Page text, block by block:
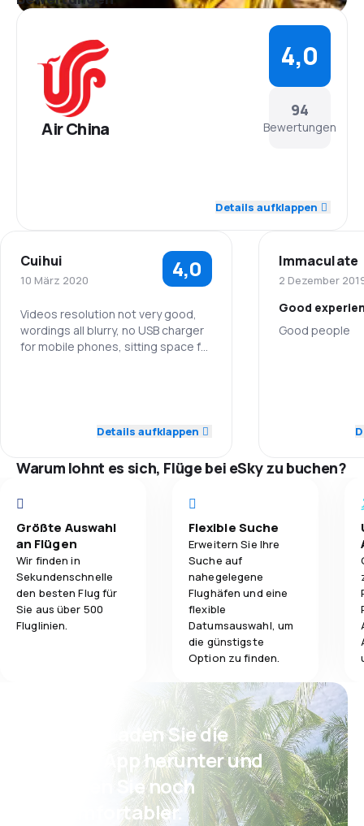
Air China
94
Bewertungen
4,0
Flugnetz 4,3
Ticketpreise 4,1
Reisekomfort
Verpflegung
Details aufklappen
Cuihui
10 März 2020 4,0
Videos resolution not very good,
wordings all blurry, no USB charger
for mobile phones, sitting space for
4,0
Flugnetz 4,0
5,0
Reisekomfort 4,0
Gepäckbeförderung 4,0
Verpflegung 4,0
Details aufklappen
Immaculate
2 Dezember
Good
Good people
Reisekomfort
Warum lohnt es sich, Flüge bei eSky zu buchen?
Größte Auswahl
an Flügen
Wir finden in
Sekundenschnelle
den besten Flug für
Sie aus über 500
Fluglinien.
Flexible Suche
Erweitern Sie Ihre
Suche auf
nahegelegene
Flughäfen und eine
flexible
Datumsauswahl, um
die günstigste
Option zu finden.
Psst! Laden Sie die
eSky App herunter und
reisen Sie noch
komfortabler.